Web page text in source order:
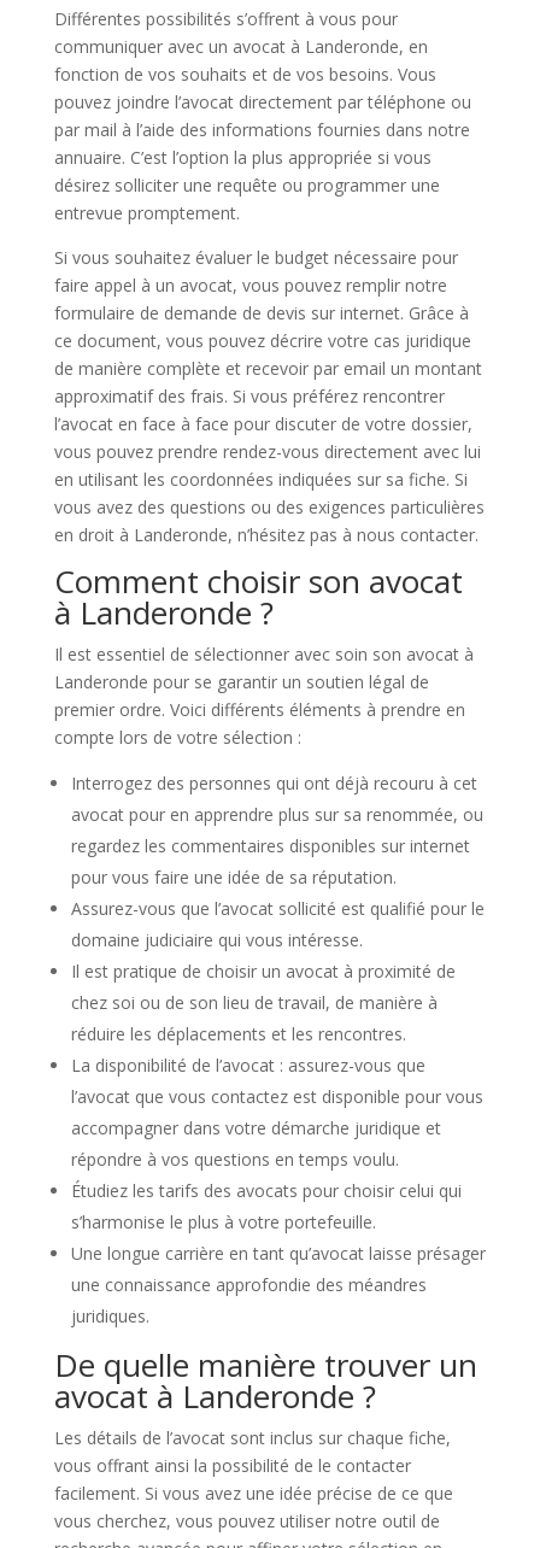
Différentes possibilités s’offrent à vous pour
communiquer avec un avocat à Landeronde, en
fonction de vos souhaits et de vos besoins. Vous
pouvez joindre l’avocat directement par téléphone ou
par mail à l’aide des informations fournies dans notre
annuaire. C’est l’option la plus appropriée si vous
désirez solliciter une requête ou programmer une
entrevue promptement.
Si vous souhaitez évaluer le budget nécessaire pour
faire appel à un avocat, vous pouvez remplir notre
formulaire de demande de devis sur internet. Grâce à
ce document, vous pouvez décrire votre cas juridique
de manière complète et recevoir par email un montant
approximatif des frais. Si vous préférez rencontrer
l’avocat en face à face pour discuter de votre dossier,
vous pouvez prendre rendez-vous directement avec lui
en utilisant les coordonnées indiquées sur sa fiche. Si
vous avez des questions ou des exigences particulières
en droit à Landeronde, n’hésitez pas à nous contacter.
Comment choisir son avocat
à Landeronde ?
Il est essentiel de sélectionner avec soin son avocat à
Landeronde pour se garantir un soutien légal de
premier ordre. Voici différents éléments à prendre en
compte lors de votre sélection :
Interrogez des personnes qui ont déjà recouru à cet
avocat pour en apprendre plus sur sa renommée, ou
regardez les commentaires disponibles sur internet
pour vous faire une idée de sa réputation.
Assurez-vous que l’avocat sollicité est qualifié pour le
domaine judiciaire qui vous intéresse.
Il est pratique de choisir un avocat à proximité de
chez soi ou de son lieu de travail, de manière à
réduire les déplacements et les rencontres.
La disponibilité de l’avocat : assurez-vous que
l’avocat que vous contactez est disponible pour vous
accompagner dans votre démarche juridique et
répondre à vos questions en temps voulu.
Étudiez les tarifs des avocats pour choisir celui qui
s’harmonise le plus à votre portefeuille.
Une longue carrière en tant qu’avocat laisse présager
une connaissance approfondie des méandres
juridiques.
De quelle manière trouver un
avocat à Landeronde ?
Les détails de l’avocat sont inclus sur chaque fiche,
vous offrant ainsi la possibilité de le contacter
facilement. Si vous avez une idée précise de ce que
vous cherchez, vous pouvez utiliser notre outil de